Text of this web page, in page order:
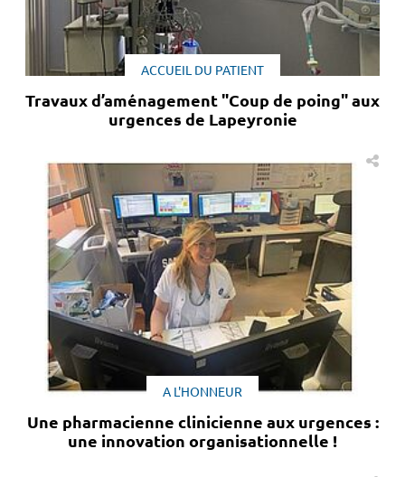
ACCUEIL DU PATIENT
Travaux d’aménagement "Coup de poing" aux
urgences de Lapeyronie
A L'HONNEUR
Une pharmacienne clinicienne aux urgences :
une innovation organisationnelle !